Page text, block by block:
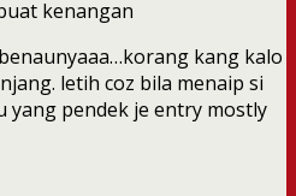
kenangan
kang kalo
letih coz bila menaip si
yang pendek je entry mostly